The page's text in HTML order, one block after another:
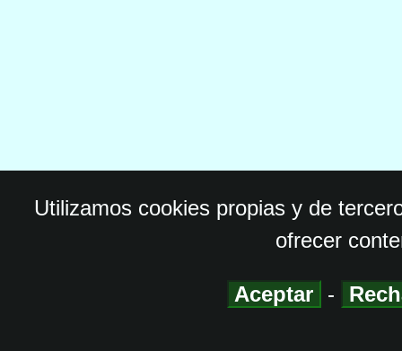
Utilizamos cookies propias y de
ofrecer
Aceptar -